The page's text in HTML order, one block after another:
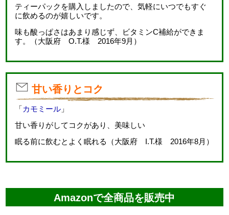
ティーパックを購入しましたので、気軽にいつでもすぐ
に飲めるのが嬉しいです。
味も酸っぱさはあまり感じず、ビタミンC補給ができま
す。（大阪府 O.T.様 2016年9月）
甘い香りとコク
「カモミール 」
甘い香りがしてコクがあり、美味しい
眠る前に飲むとよく眠れる（大阪府 I.T.様 2016年8月）
Amazonで全商品を販売中